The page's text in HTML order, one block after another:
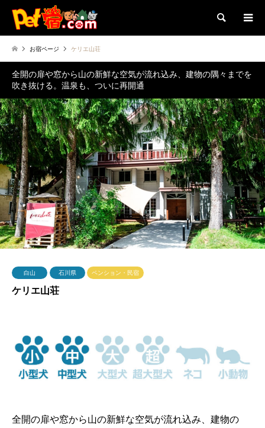
検索
お宿ページ ケリエ山荘
全開の扉や窓から山の新鮮な空気が流れ込み、建物の隅々までを
吹き抜ける。温泉も、ついに再開通
白山 石川県 ペンション・民宿
ケリエ山荘
全開の扉や窓から山の新鮮な空気が流れ込み、建物の